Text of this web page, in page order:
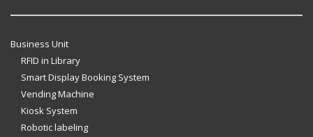
Business Unit
RFID in Library
Smart Display Booking System
Vending Machine
Kiosk System
Robotic labeling